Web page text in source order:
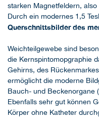
starken Magnetfeldern,
Durch ein modernes 1,5
Querschnittsbilder des
Weichteilgewebe sind
die Kernspintomopgraphie
Gehirns, des
ermöglicht die moderne
Bauch- und Beckenorgane
Ebenfalls sehr gut können
Körper ohne Katheter